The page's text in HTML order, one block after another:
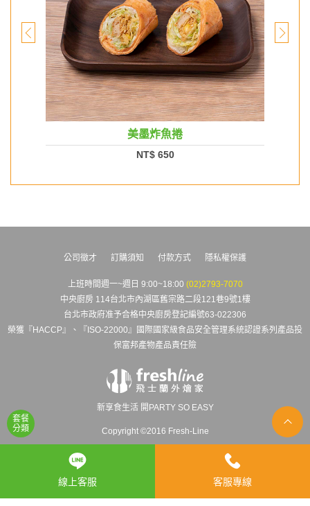
套餐
分類
美墨炸魚捲
NT$ 650
公司徵才 訂購須知 付款方式 隱私權保護
上班時間週一~週日 9:00~18:00 (02)2793-7070
中央廚房 114台北市內湖區舊宗路二段121巷9號1樓
台北市政府准予合格中央廚房登記編號63-022306
榮獲『HACCP』、『ISO-22000』國際國家級食品安全管理系統認證系列產品投
保富邦產物產品責任險
新享食生活 開PARTY SO EASY
Copyright ©2016 Fresh-Line
線上客服 客服專線